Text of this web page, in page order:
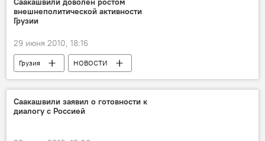
внешнеполитической активности
Грузии
29 июня 2010, 18:16
Грузия НОВОСТИ
Саакашвили заявил о готовности к
диалогу с Россией